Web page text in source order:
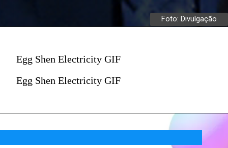
Foto: Divulgação
Egg Shen Electricity GIF
Egg Shen Electricity GIF